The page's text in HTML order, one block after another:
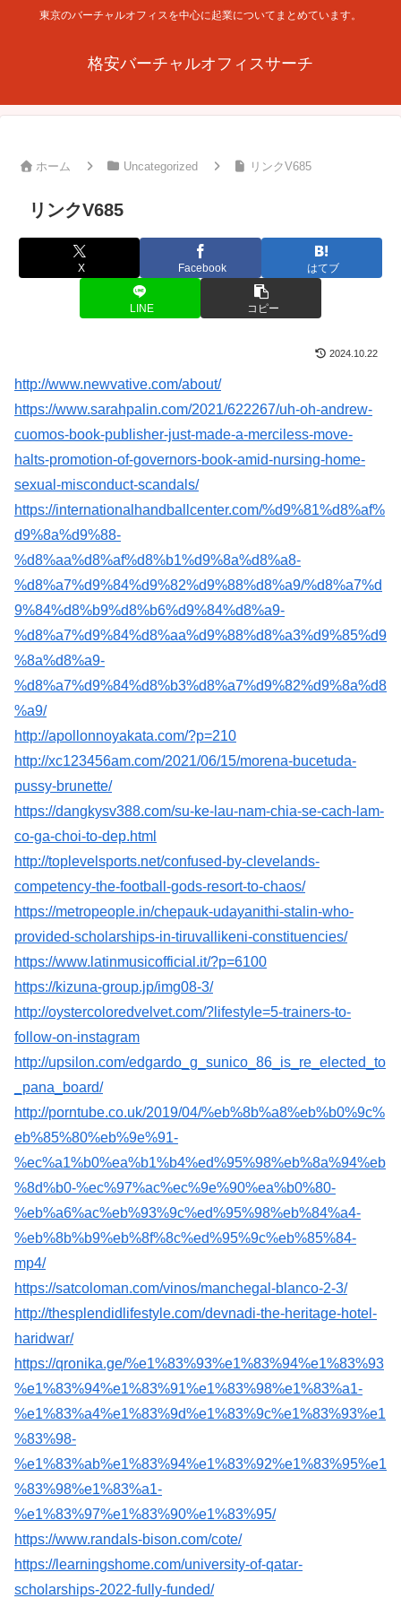
東京のバーチャルオフィスを中心に起業についてまとめています。
格安バーチャルオフィスサーチ
ホーム Uncategorized リンクV685
リンクV685
X Facebook はてブ
LINE コピー
2024.10.22
http://www.newvative.com/about/
https://www.sarahpalin.com/2021/622267/uh-oh-andrew-
cuomos-book-publisher-just-made-a-merciless-move-
halts-promotion-of-governors-book-amid-nursing-home-
sexual-misconduct-scandals/
https://internationalhandballcenter.com/%d9%81%d8%af%
d9%8a%d9%88-
%d8%aa%d8%af%d8%b1%d9%8a%d8%a8-
%d8%a7%d9%84%d9%82%d9%88%d8%a9/%d8%a7%d
9%84%d8%b9%d8%b6%d9%84%d8%a9-
%d8%a7%d9%84%d8%aa%d9%88%d8%a3%d9%85%d9
%8a%d8%a9-
%d8%a7%d9%84%d8%b3%d8%a7%d9%82%d9%8a%d8
%a9/
http://apollonnoyakata.com/?p=210
http://xc123456am.com/2021/06/15/morena-bucetuda-
pussy-brunette/
https://dangkysv388.com/su-ke-lau-nam-chia-se-cach-lam-
co-ga-choi-to-dep.html
http://toplevelsports.net/confused-by-clevelands-
competency-the-football-gods-resort-to-chaos/
https://metropeople.in/chepauk-udayanithi-stalin-who-
provided-scholarships-in-tiruvallikeni-constituencies/
https://www.latinmusicofficial.it/?p=6100
https://kizuna-group.jp/img08-3/
http://oystercoloredvelvet.com/?lifestyle=5-trainers-to-
follow-on-instagram
http://upsilon.com/edgardo_g_sunico_86_is_re_elected_to
_pana_board/
http://porntube.co.uk/2019/04/%eb%8b%a8%eb%b0%9c%
eb%85%80%eb%9e%91-
%ec%a1%b0%ea%b1%b4%ed%95%98%eb%8a%94%eb
%8d%b0-%ec%97%ac%ec%9e%90%ea%b0%80-
%eb%a6%ac%eb%93%9c%ed%95%98%eb%84%a4-
%eb%8b%b9%eb%8f%8c%ed%95%9c%eb%85%84-
mp4/
https://satcoloman.com/vinos/manchegal-blanco-2-3/
http://thesplendidlifestyle.com/devnadi-the-heritage-hotel-
haridwar/
https://qronika.ge/%e1%83%93%e1%83%94%e1%83%93
%e1%83%94%e1%83%91%e1%83%98%e1%83%a1-
%e1%83%a4%e1%83%9d%e1%83%9c%e1%83%93%e1
%83%98-
%e1%83%ab%e1%83%94%e1%83%92%e1%83%95%e1
%83%98%e1%83%a1-
%e1%83%97%e1%83%90%e1%83%95/
https://www.randals-bison.com/cote/
https://learningshome.com/university-of-qatar-
scholarships-2022-fully-funded/